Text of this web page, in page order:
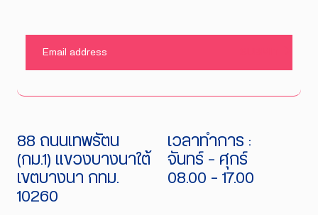
88 ถนนเทพรัตน
(กม.1) แขวงบางนาใต้
เขตบางนา กทม.
10260
เวลาทำการ :
จันทร์ - ศุกร์
08.00 - 17.00